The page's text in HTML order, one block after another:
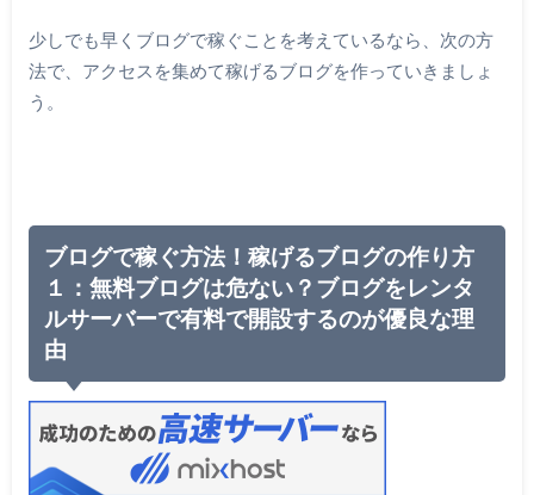
少しでも早くブログで稼ぐことを考えているなら、次の方
法で、アクセスを集めて稼げるブログを作っていきましょ
う。
ブログで稼ぐ方法！稼げるブログの作り方
１：無料ブログは危ない？ブログをレンタ
ルサーバーで有料で開設するのが優良な理
由